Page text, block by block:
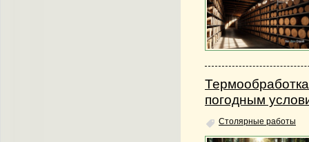
погодным
Столярные работы